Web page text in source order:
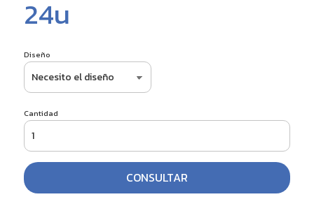
24u
Diseño
Cantidad
CONSULTAR